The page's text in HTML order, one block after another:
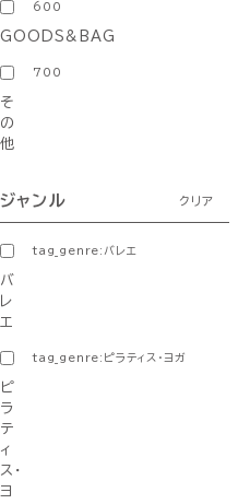
600
GOODS&BAG
700
そ
の
他
ジャンル クリア
tag_genre:バレエ
バ
レ
エ
tag_genre:ピラティス・ヨガ
ピ
ラ
テ
ィ
ス・
ヨ